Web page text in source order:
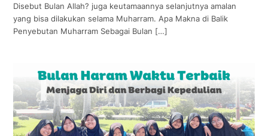
Disebut Bulan Allah? juga keutamaannya selanjutnya amalan
yang bisa dilakukan selama Muharram. Apa Makna di Balik
Penyebutan Muharram Sebagai Bulan […]